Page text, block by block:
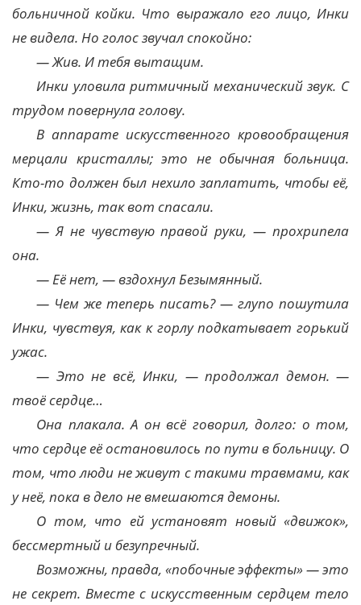
больничной койки. Что выражало его лицо, Инки
не видела. Но голос звучал спокойно:
— Жив. И тебя вытащим.
Инки уловила ритмичный механический звук. С
трудом повернула голову.
В аппарате искусственного кровообращения
мерцали кристаллы; это не обычная больница.
Кто-то должен был нехило заплатить, чтобы её,
Инки, жизнь, так вот спасали.
— Я не чувствую правой руки, — прохрипела
она.
— Её нет, — вздохнул Безымянный.
— Чем же теперь писать? — глупо пошутила
Инки, чувствуя, как к горлу подкатывает горький
ужас.
— Это не всё, Инки, — продолжал демон. —
твоё сердце…
Она плакала. А он всё говорил, долго: о том,
что сердце её остановилось по пути в больницу. О
том, что люди не живут с такими травмами, как
у неё, пока в дело не вмешаются демоны.
О том, что ей установят новый «движок»,
бессмертный и безупречный.
Возможны, правда, «побочные эффекты» — это
не секрет. Вместе с искусственным сердцем тело